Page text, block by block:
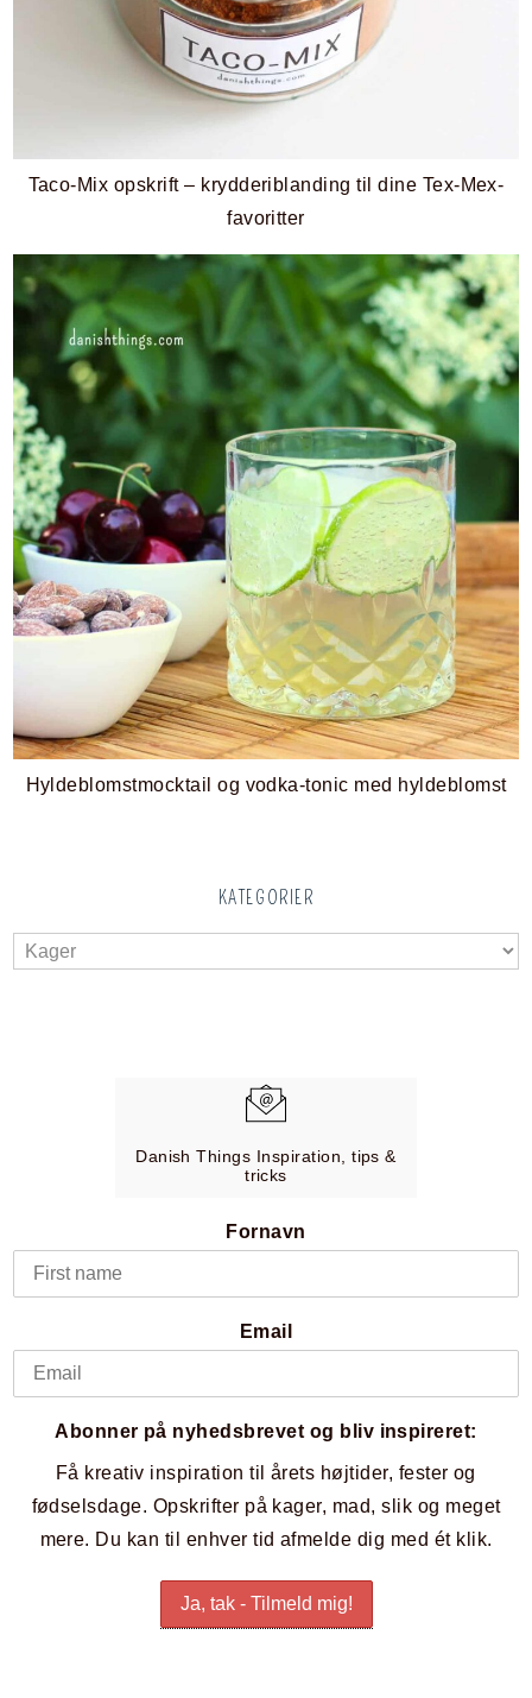
Taco-Mix opskrift – krydderiblanding til dine Tex-Mex-
favoritter
Hyldeblomstmocktail og vodka-tonic med hyldeblomst
KATEGORIER
Danish Things Inspiration, tips &
tricks
Fornavn
Email
Abonner på nyhedsbrevet og bliv inspireret:
Få kreativ inspiration til årets højtider, fester og
fødselsdage. Opskrifter på kager, mad, slik og meget
mere. Du kan til enhver tid afmelde dig med ét klik.